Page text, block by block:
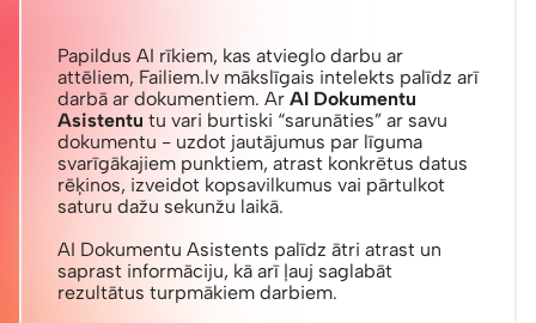
Papildus AI rīkiem, kas atvieglo darbu ar
attēliem, Failiem.lv mākslīgais intelekts palīdz arī
darbā ar dokumentiem. Ar AI Dokumentu
Asistentu tu vari burtiski “sarunāties” ar savu
dokumentu - uzdot jautājumus par līguma
svarīgākajiem punktiem, atrast konkrētus datus
rēķinos, izveidot kopsavilkumus vai pārtulkot
saturu dažu sekunžu laikā.
AI Dokumentu Asistents palīdz ātri atrast un
saprast informāciju, kā arī ļauj saglabāt
rezultātus turpmākiem darbiem.